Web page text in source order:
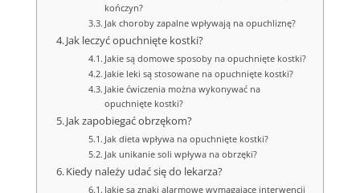
kończyn?
Jak choroby zapalne wpływają na opuchliznę?
Jak leczyć opuchnięte kostki?
Jakie są domowe sposoby na opuchnięte kostki?
Jakie leki są stosowane na opuchnięte kostki?
Jakie ćwiczenia można wykonywać na
opuchnięte kostki?
Jak zapobiegać obrzękom?
Jak dieta wpływa na opuchnięte kostki?
Jak unikanie soli wpływa na obrzęki?
Kiedy należy udać się do lekarza?
Jakie są znaki alarmowe wymagające interwencji